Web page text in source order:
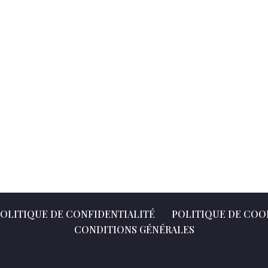
DE CONFIDENTIALITÉ
POLITIQUE DE
CONDITIONS GÉNÉRALES